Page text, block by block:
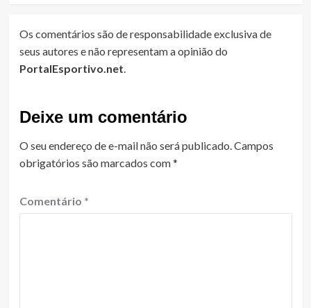
Os comentários são de responsabilidade exclusiva de
seus autores e não representam a opinião do
PortalEsportivo.net.
Deixe um comentário
O seu endereço de e-mail não será publicado.Campos
obrigatórios são marcados com*
Comentário *